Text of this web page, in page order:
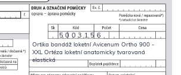
5003156
Ortika bandáž loketní Avicenum Ortho 900 -
XXL Ortéza loketní anatomicky tvarovaná
elastická